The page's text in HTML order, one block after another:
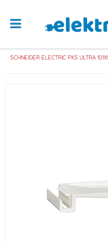
SCHNEIDER ELECTRIC PKS ULTRA